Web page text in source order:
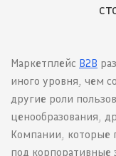
Маркетплейс B2B
иного уровня, чем
другие роли
ценообразования,
Компании, которые
под корпоративные